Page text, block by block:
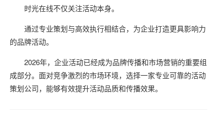
时光在线不仅关注活动本身。
通过专业策划与高效执行相结合，为企业打造更具影响力
的品牌活动。
2026年，企业活动已经成为品牌传播和市场营销的重要组
成部分。面对竞争激烈的市场环境，选择一家专业可靠的活动
策划公司，能够有效提升活动品质和传播效果。